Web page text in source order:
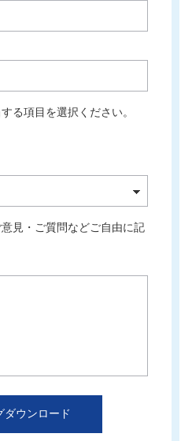
る項目を選択ください。
見・ご質問などご自由に記
ダウンロード